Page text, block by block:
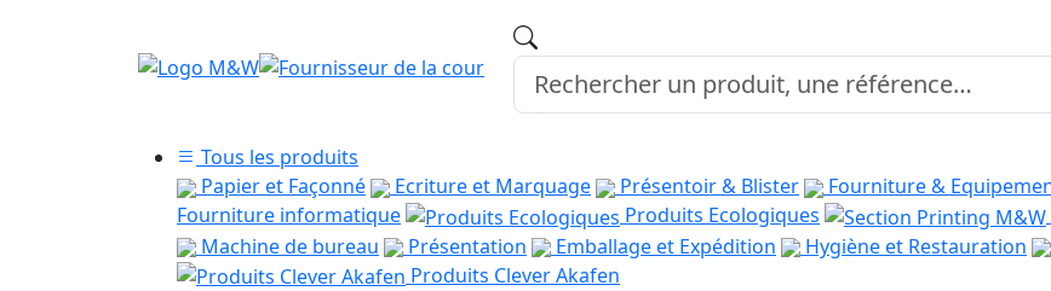
Tous les produits
Papier et Façonné
Ecriture et Marquage Présentoir & Blister Fourniture &
Fourniture informatique
Produits Ecologiques
Machine de bureau
Présentation Emballage et Expédition Hygiène et Restauration
Produits Clever Akafen